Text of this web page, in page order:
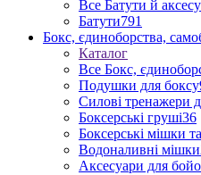
Все Батути й
Батути791
Бокс, єдиноборства,
Каталог
Все Бокс,
Подушки для боксу
Силові тренажери
Боксерські груші36
Боксерські мішки
Водоналивні мішки
Аксесуари для